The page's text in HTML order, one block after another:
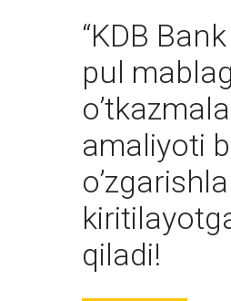
“KDB
pul
amaliyoti
qiladi!